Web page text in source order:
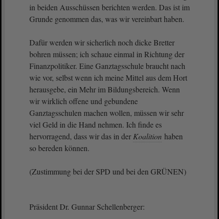
in beiden Ausschüssen berichten werden. Das ist im
Grunde genommen das, was wir vereinbart haben.
Dafür werden wir sicherlich noch dicke Bretter
bohren müssen; ich schaue einmal in Richtung der
Finanzpolitiker. Eine Ganztagsschule braucht nach
wie vor, selbst wenn ich meine Mittel aus dem Hort
herausgebe, ein Mehr im Bildungsbereich. Wenn
wir wirklich offene und gebundene
Ganztagsschulen machen wollen, müssen wir sehr
viel Geld in die Hand nehmen. Ich finde es
hervorragend, dass wir das in der Koalition haben
so bereden können.
(Zustimmung bei der SPD und bei den GRÜNEN)
Präsident Dr. Gunnar Schellenberger: